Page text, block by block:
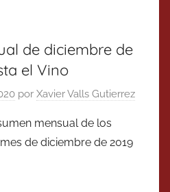
de diciembre de
el Vino
por Xavier Valls Gutierrez
mensual de los
de diciembre de 2019